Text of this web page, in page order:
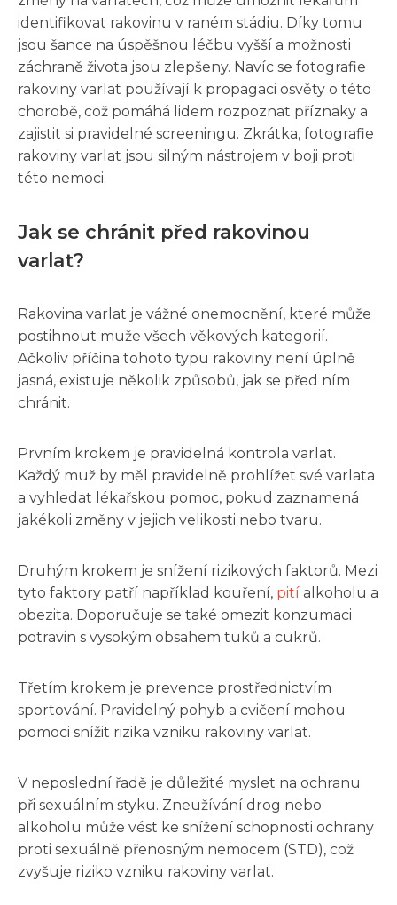
identifikovat rakovinu v raném stádiu. Díky tomu
jsou šance na úspěšnou léčbu vyšší a možnosti
záchraně života jsou zlepšeny. Navíc se fotografie
rakoviny varlat používají k propagaci osvěty o této
chorobě, což pomáhá lidem rozpoznat příznaky a
zajistit si pravidelné screeningu. Zkrátka, fotografie
rakoviny varlat jsou silným nástrojem v boji proti
této nemoci.
Jak se chránit před rakovinou
varlat?
Rakovina varlat je vážné onemocnění, které může
postihnout muže všech věkových kategorií.
Ačkoliv příčina tohoto typu rakoviny není úplně
jasná, existuje několik způsobů, jak se před ním
chránit.
Prvním krokem je pravidelná kontrola varlat.
Každý muž by měl pravidelně prohlížet své varlata
a vyhledat lékařskou pomoc, pokud zaznamená
jakékoli změny v jejich velikosti nebo tvaru.
Druhým krokem je snížení rizikových faktorů. Mezi
tyto faktory patří například kouření, pití alkoholu a
obezita. Doporučuje se také omezit konzumaci
potravin s vysokým obsahem tuků a cukrů.
Třetím krokem je prevence prostřednictvím
sportování. Pravidelný pohyb a cvičení mohou
pomoci snížit rizika vzniku rakoviny varlat.
V neposlední řadě je důležité myslet na ochranu
při sexuálním styku. Zneužívání drog nebo
alkoholu může vést ke snížení schopnosti ochrany
proti sexuálně přenosným nemocem (STD), což
zvyšuje riziko vzniku rakoviny varlat.